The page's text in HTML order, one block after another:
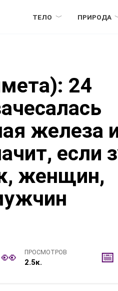
ТЕЛО ПРИРОДА
24
железа
если
женщин,
ПРОСМОТРОВ
2.5к.